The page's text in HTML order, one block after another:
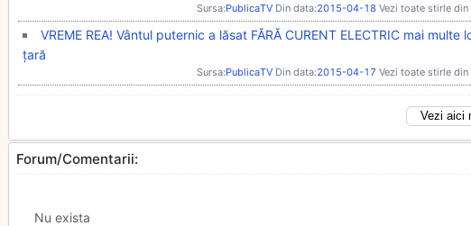
Sursa:PublicaTV Din data:2015-04-18 Vezi toate stirle din
VREME REA! Vântul puternic a lăsat FĂRĂ CURENT ELECTRIC mai multe
țară
Sursa:PublicaTV Din data:2015-04-17 Vezi toate stirle din
Vezi aici
Forum/Comentarii:
Nu exista